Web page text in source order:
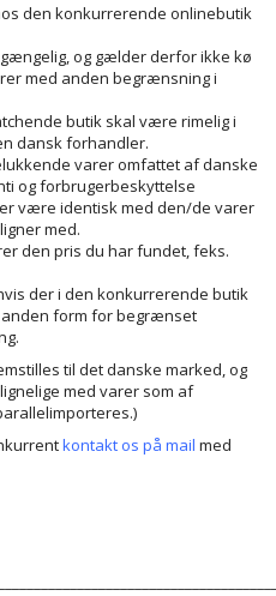
den konkurrerende onlinebutik
og gælder derfor ikke kø
med anden begrænsning i
butik skal være rimelig i
dansk forhandler.
varer omfattet af danske
og forbrugerbeskyttelse
være identisk med den/de varer
med.
den pris du har fundet, feks.
der i den konkurrerende butik
form for begrænset
til det danske marked, og
med varer som af
kontakt os på mail med